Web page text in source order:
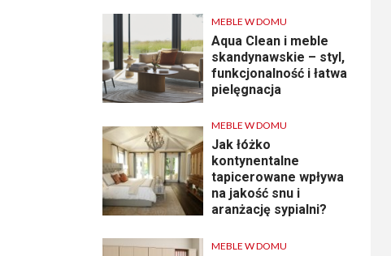
MEBLE W DOMU
Aqua Clean i meble
skandynawskie – styl,
funkcjonalność i łatwa
pielęgnacja
MEBLE W DOMU
Jak łóżko
kontynentalne
tapicerowane wpływa
na jakość snu i
aranżację sypialni?
MEBLE W DOMU